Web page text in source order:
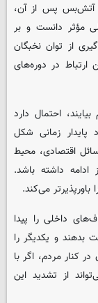
جنگ ۴۰ روزه و دوره آتش‌بس پس از آن،
مؤثر دانست و بر
از توان نخبگان
در دوره‌های
احتمال دارد
پایدار زمانی شکل
اقتصادی، محیط
داشته باشد.
می‌کند.
داخلی را پیدا
بدهند و یکدیگر را
کنار مردم، اگر با
از تشدید این